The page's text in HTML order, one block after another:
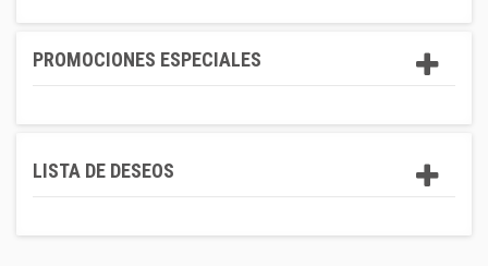
PROMOCIONES ESPECIALES
LISTA DE DESEOS